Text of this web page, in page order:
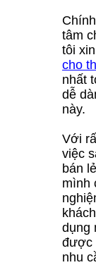
tâm
tôi
cho
nhất
dễ
này.
Với
việc
bán
mình
dụng
được
nhu